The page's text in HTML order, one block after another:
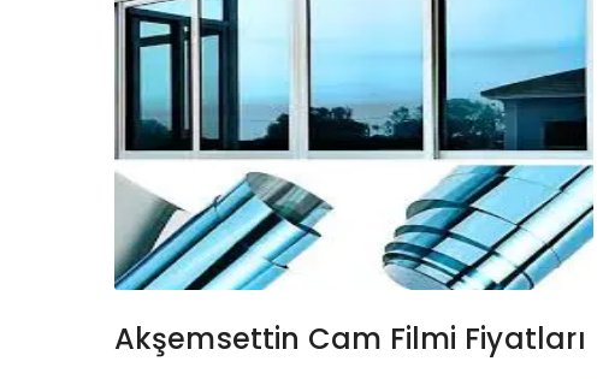
Akşemsettin Cam Filmi Fiyatları